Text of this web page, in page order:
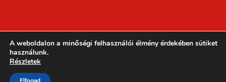
A weboldalon a minőségi felhasználói élmény érdekében sütiket
használunk.
Részletek